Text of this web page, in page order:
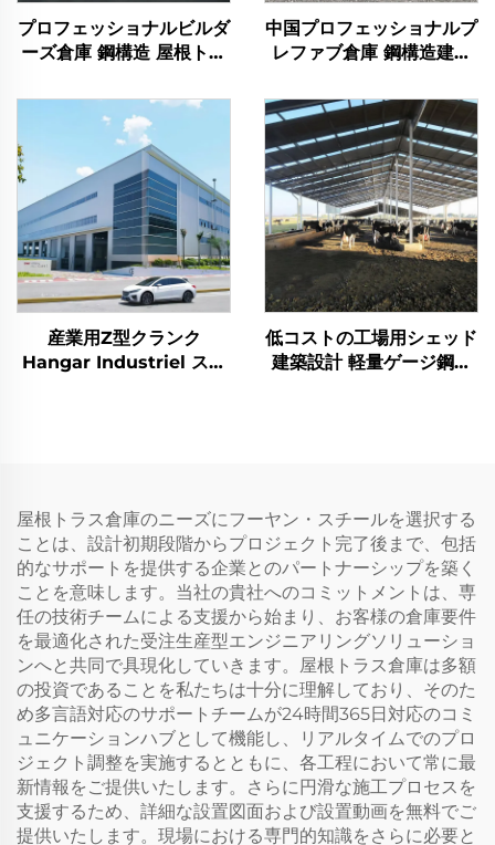
プロフェッショナルビルダ
ーズ倉庫 鋼構造 屋根トラ
中国プロフェッショナルプ
レファブ倉庫 鋼構造建築
産業用Z型クランク
Hangar Industriel スチ
低コストの工場用シェッド
建築設計 軽量ゲージ鋼製
屋根トラス倉庫のニーズにフーヤン・スチールを選択する
ことは、設計初期段階からプロジェクト完了後まで、包括
的なサポートを提供する企業とのパートナーシップを築く
ことを意味します。当社の貴社へのコミットメントは、専
任の技術チームによる支援から始まり、お客様の倉庫要件
を最適化された受注生産型エンジニアリングソリューショ
ンへと共同で具現化していきます。屋根トラス倉庫は多額
の投資であることを私たちは十分に理解しており、そのた
め多言語対応のサポートチームが24時間365日対応のコミ
ュニケーションハブとして機能し、リアルタイムでのプロ
ジェクト調整を実施するとともに、各工程において常に最
新情報をご提供いたします。さらに円滑な施工プロセスを
支援するため、詳細な設置図面および設置動画を無料でご
提供いたします。現場における専門的知識をさらに必要と